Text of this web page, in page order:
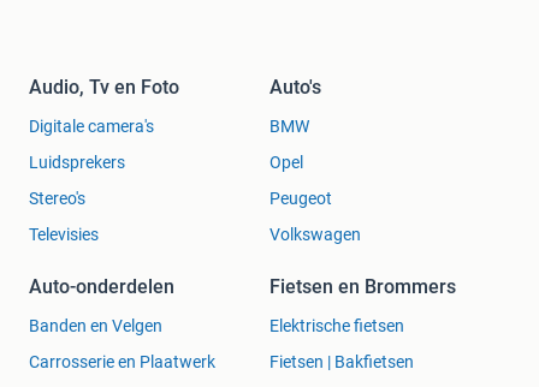
Audio, Tv en Foto
Digitale camera's
Luidsprekers
Stereo's
Televisies
Auto's
BMW
Opel
Peugeot
Volkswagen
Auto-onderdelen
Banden en Velgen
Carrosserie en Plaatwerk
Fietsen en Brommers
Elektrische fietsen
Fietsen | Bakfietsen